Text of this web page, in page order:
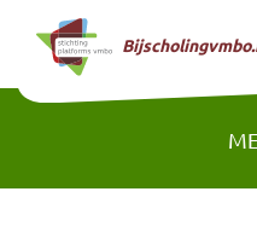
Naar hoofdinhoud